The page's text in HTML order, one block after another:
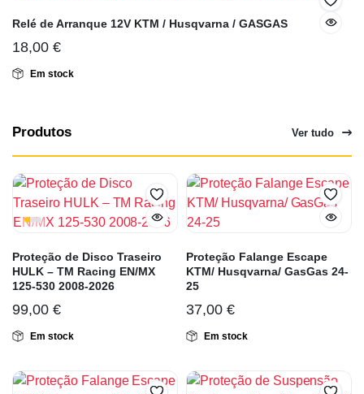
Relé de Arranque 12V KTM / Husqvarna / GASGAS
18,00 €
Em stock
Produtos Ver tudo
Proteção de Disco Traseiro
HULK – TM Racing EN/MX
125-530 2008-2026
99,00 €
Em stock
Proteção Falange Escape
KTM/ Husqvarna/ GasGas 24-
25
37,00 €
Em stock